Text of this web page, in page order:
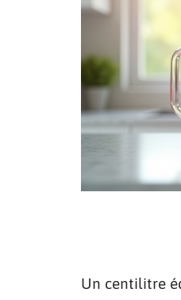
Un centilitre